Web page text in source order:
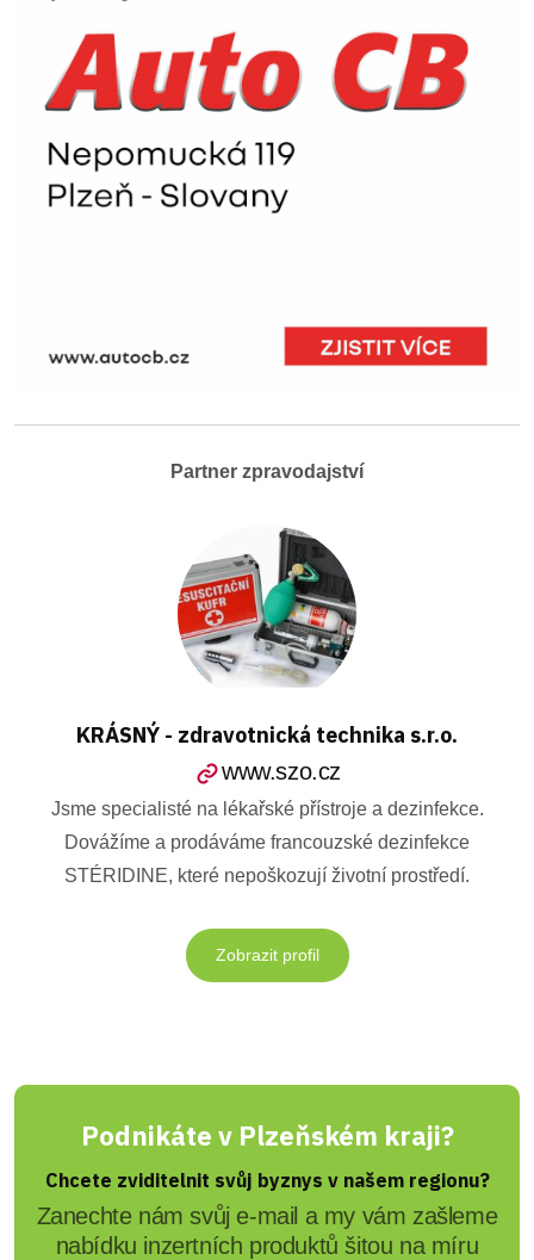
Partner zpravodajství
KRÁSNÝ - zdravotnická technika s.r.o.
www.szo.cz
Jsme specialisté na lékařské přístroje a dezinfekce.
Dovážíme a prodáváme francouzské dezinfekce
STÉRIDINE, které nepoškozují životní prostředí.
Zobrazit profil
Podnikáte v Plzeňském kraji?
Chcete zviditelnit svůj byznys v našem regionu?
Zanechte nám svůj e-mail a my vám zašleme
nabídku inzertních produktů šitou na míru